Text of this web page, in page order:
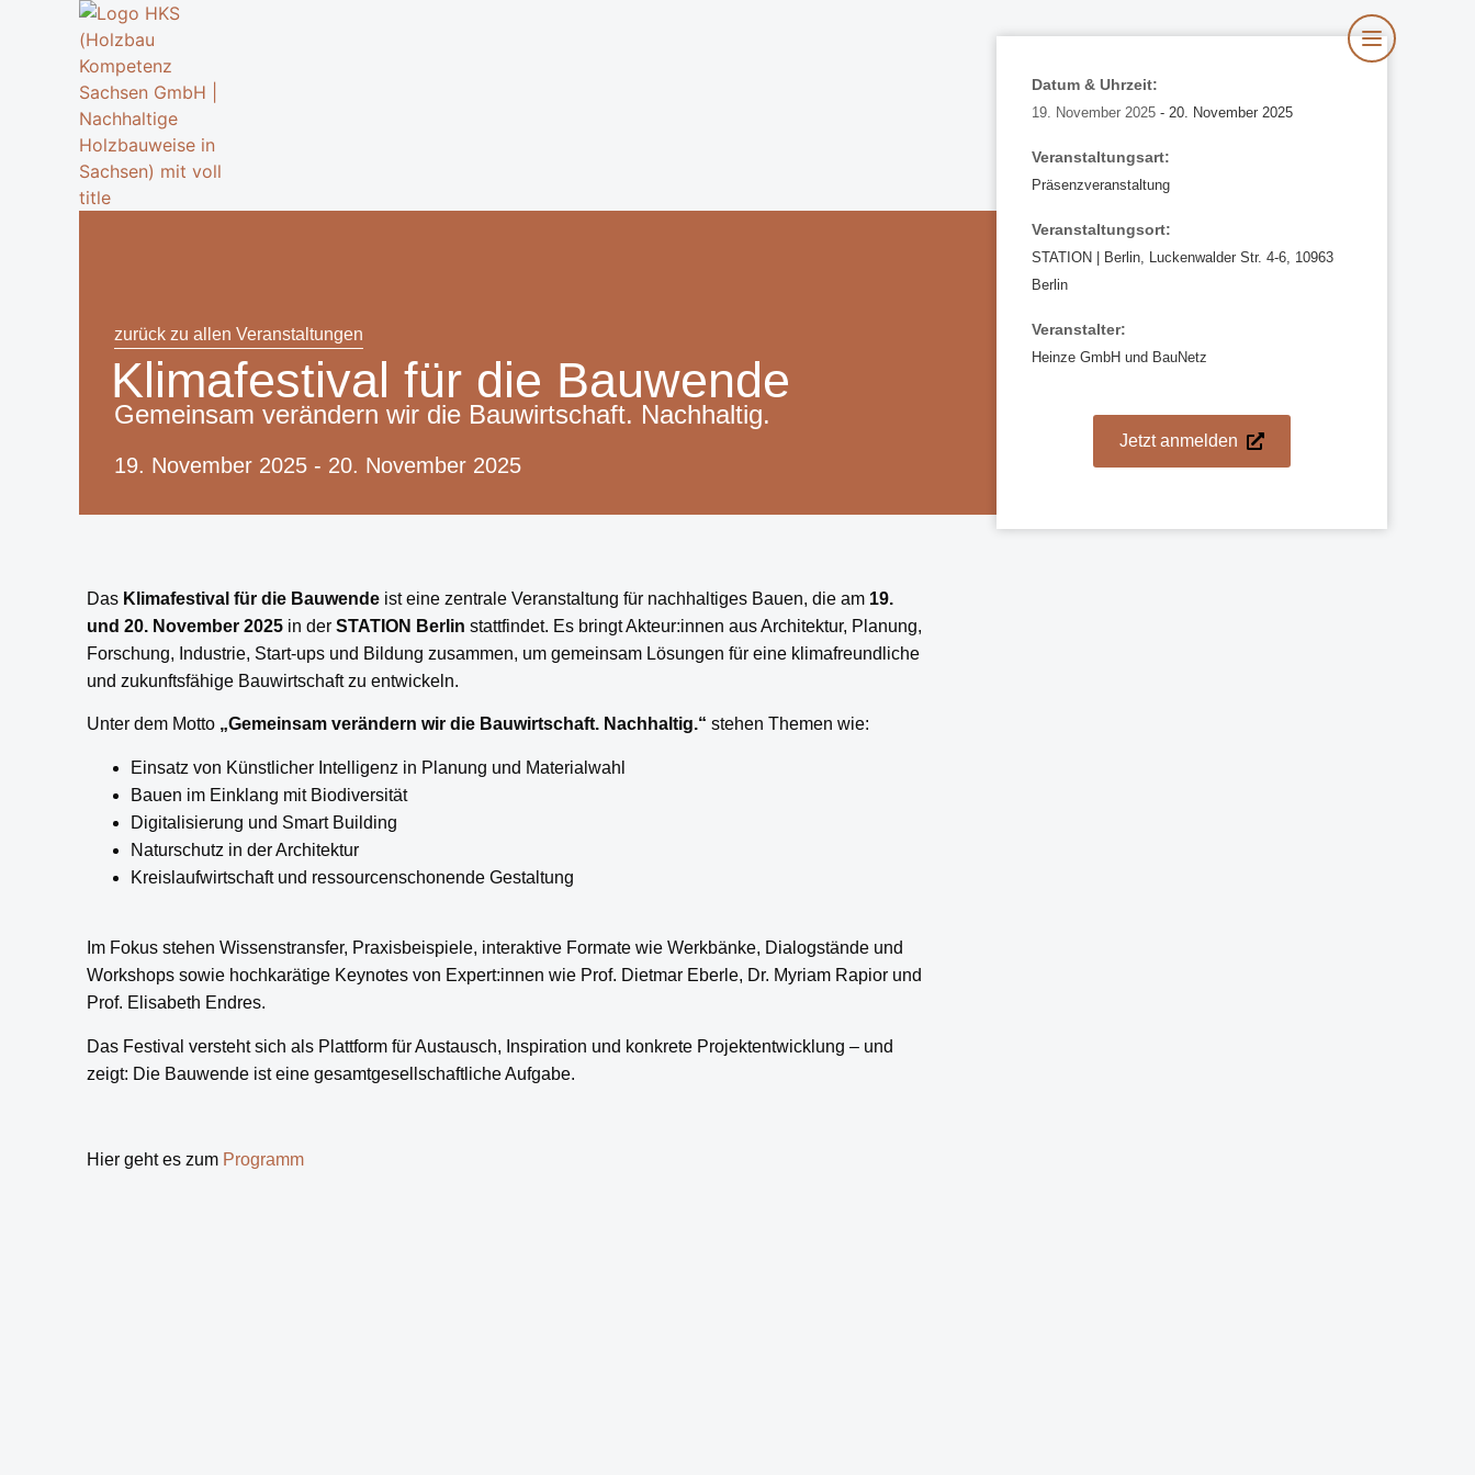
zurück zu allen Veranstaltungen
Klimafestival für die Bauwende
Gemeinsam verändern wir die Bauwirtschaft. Nachhaltig.
19. November 2025 - 20. November 2025
Das Klimafestival für die Bauwendeist eine zentrale Veranstaltung für nachhaltiges Bauen, die am 19.
und 20. November 2025in der STATION Berlin stattfindet. Es bringt Akteur:innen aus Architektur, Planung,
Forschung, Industrie, Start-ups und Bildung zusammen, um gemeinsam Lösungen für eine klimafreundliche
und zukunftsfähige Bauwirtschaft zu entwickeln.
Unter dem Motto „Gemeinsam verändern wir die Bauwirtschaft. Nachhaltig.“ stehen Themen wie:
Einsatz von Künstlicher Intelligenz in Planung und Materialwahl
Bauen im Einklang mit Biodiversität
Digitalisierung und Smart Building
Naturschutz in der Architektur
Kreislaufwirtschaft und ressourcenschonende Gestaltung
Im Fokus stehen Wissenstransfer, Praxisbeispiele, interaktive Formate wie Werkbänke, Dialogstände und
Workshops sowie hochkarätige Keynotes von Expert:innen wie Prof. Dietmar Eberle, Dr. Myriam Rapior und
Prof. Elisabeth Endres.
Das Festival versteht sich als Plattform für Austausch, Inspiration und konkrete Projektentwicklung – und
zeigt: Die Bauwende ist eine gesamtgesellschaftliche Aufgabe.
Hier geht es zum Programm
Datum & Uhrzeit:
19. November 2025- 20. November 2025
Veranstaltungsart:
Präsenzveranstaltung
Veranstaltungsort:
STATION | Berlin, Luckenwalder Str. 4-6, 10963
Berlin
Veranstalter:
Heinze GmbH und BauNetz
Jetzt anmelden